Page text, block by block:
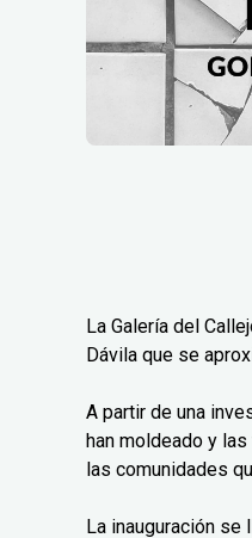
La Galería del
Dávila que se
A partir de una
han moldeado y
las comunidades
La inauguración